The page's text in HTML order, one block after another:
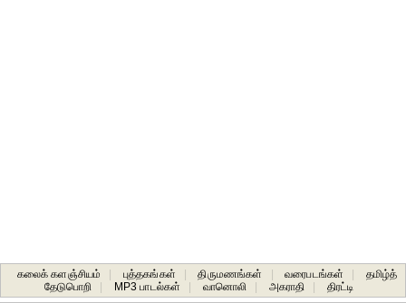
கலைக் களஞ்சியம் புத்தகங்கள் திருமணங்கள் வரைபடங்கள்
தமிழ்த்
தேடுபொறி
MP3 பாடல்கள் வானொலி அகராதி திரட்டி